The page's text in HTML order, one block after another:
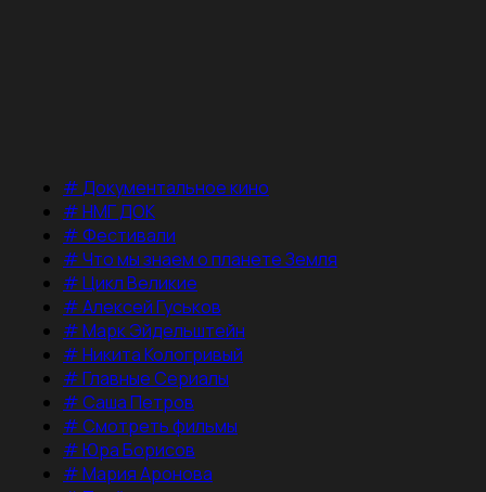
#Документальное кино
#НМГ ДОК
#Фестивали
#Что мы знаем о планете Земля
#Цикл Великие
#Алексей Гуськов
#Марк Эйдельштейн
#Никита Кологривый
#Главные Сериалы
#Саша Петров
#Смотреть фильмы
#Юра Борисов
#Мария Аронова